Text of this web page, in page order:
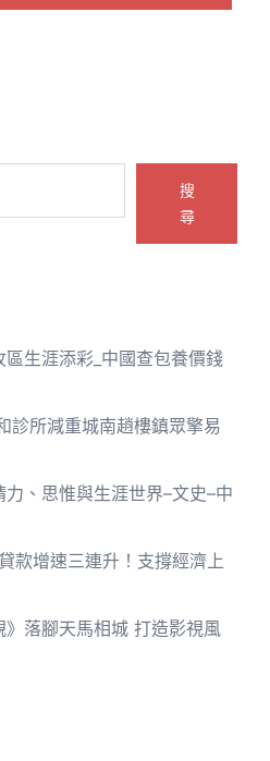
搜
尋
生涯添彩_中國查包養價錢
診所減重城南趙樓鎮眾擎易
、思惟與生涯世界–文史–中
款增速三連升！支撐經濟上
》落腳天馬相城 打造影視風